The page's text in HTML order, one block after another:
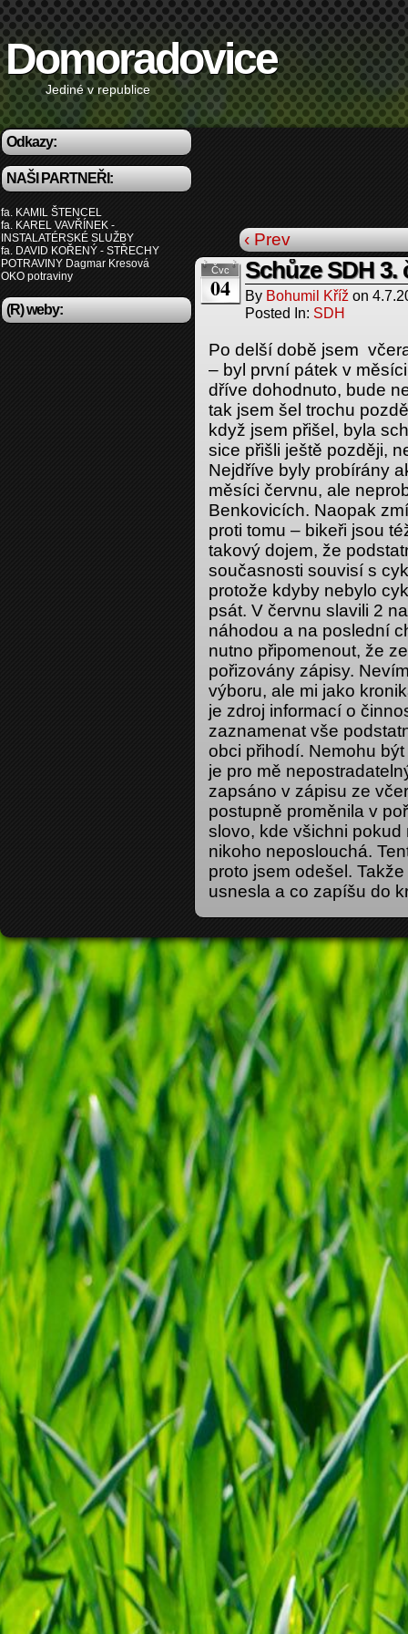
Domoradovice
Jediné v republice
Odkazy:
NAŠI PARTNEŘI:
fa. KAMIL ŠTENCEL
fa. KAREL VAVŘÍNEK -
INSTALATÉRSKÉ SLUŽBY
fa. DAVID KOŘENÝ - STŘECHY
POTRAVINY Dagmar Kresová
OKO potraviny
(R) weby:
‹ Prev
Čvc
04
Schůze SDH 3.
By Bohumil Kříž on
Posted In: SDH
Po delší době jsem
– byl první pátek v
dříve dohodnuto, bude
tak jsem šel trochu
když jsem přišel, byla
sice přišli ještě později,
Nejdříve byly probírány
měsíci červnu, ale
Benkovicích. Naopak
proti tomu – bikeři jsou
takový dojem, že
současnosti souvisí s
protože kdyby nebylo
psát. V červnu slavili 2
náhodou a na poslední
nutno připomenout, že
pořizovány zápisy.
výboru, ale mi jako
je zdroj informací o
zaznamenat vše
obci přihodí. Nemohu
je pro mě
zapsáno v zápisu ze
postupně proměnila v
slovo, kde všichni
nikoho neposlouchá.
proto jsem odešel.
usnesla a co zapíšu do